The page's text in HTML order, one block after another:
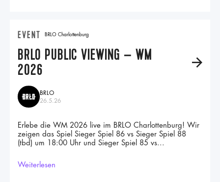
EVENT BRLO Charlottenburg
BRLO PUBLIC VIEWING – WM
2026 A
BRLO
26.5.26
Erlebe die WM 2026 live im BRLO Charlottenburg! Wir
zeigen das Spiel Sieger Spiel 86 vs Sieger Spiel 88
(tbd) um 18:00 Uhr und Sieger Spiel 85 vs...
Weiterlesen